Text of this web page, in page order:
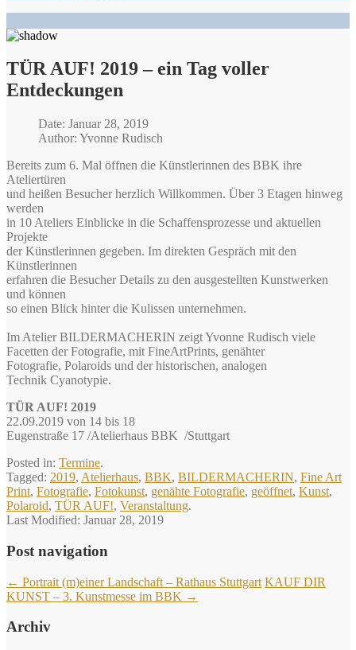
TÜR AUF! 2019 – ein Tag voller
Entdeckungen
Date: Januar 28, 2019
Author: Yvonne Rudisch
Bereits zum 6. Mal öffnen die Künstlerinnen des BBK ihre
Ateliertüren
und heißen Besucher herzlich Willkommen. Über 3 Etagen hinweg
werden
in 10 Ateliers Einblicke in die Schaffensprozesse und aktuellen
Projekte
der Künstlerinnen gegeben. Im direkten Gespräch mit den
Künstlerinnen
erfahren die Besucher Details zu den ausgestellten Kunstwerken
und können
so einen Blick hinter die Kulissen unternehmen.
Im Atelier BILDERMACHERIN zeigt Yvonne Rudisch viele
Facetten der Fotografie, mit FineArtPrints, genähter
Fotografie, Polaroids und der historischen, analogen
Technik Cyanotypie.
TÜR AUF! 2019
22.09.2019 von 14 bis 18
Eugenstraße 17 /Atelierhaus BBK /Stuttgart
Posted in: Termine.
Tagged: 2019, Atelierhaus, BBK, BILDERMACHERIN, Fine Art
Print, Fotografie, Fotokunst, genähte Fotografie, geöffnet, Kunst,
Polaroid, TÜR AUF!, Veranstaltung.
Last Modified: Januar 28, 2019
Post navigation
← Portrait (m)einer Landschaft – Rathaus Stuttgart KAUF DIR
KUNST – 3. Kunstmesse im BBK →
Archiv